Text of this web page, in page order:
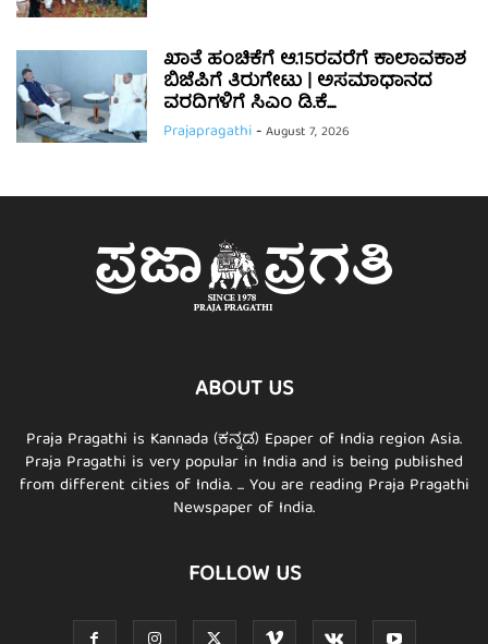
ಖಾತೆ ಹಂಚಿಕೆಗೆ ಆ.15ರವರೆಗೆ ಕಾಲಾವಕಾಶ
ಬಿಜೆಪಿಗೆ ತಿರುಗೇಟು | ಅಸಮಾಧಾನದ
ವರದಿಗಳಿಗೆ ಸಿಎಂ ಡಿ.ಕೆ....
Prajapragathi-August 7, 2026
ABOUT US
Praja Pragathi is Kannada (ಕನ್ನಡ) Epaper of India region Asia.
Praja Pragathi is very popular in India and is being published
from different cities of India. ... You are reading Praja Pragathi
Newspaper of India.
FOLLOW US